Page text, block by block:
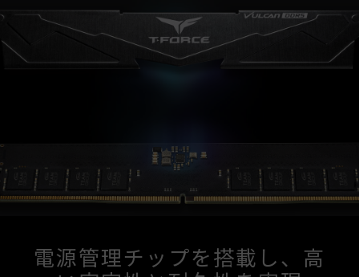
電源管理チップを搭載し、高